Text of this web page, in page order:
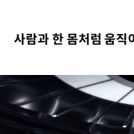
사람과 한 몸처럼 움직